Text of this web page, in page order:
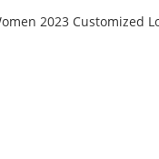
2023 Customized